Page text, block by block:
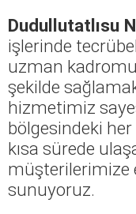
Dudullutatlısu
işlerinde
uzman
şekilde
hizmetimiz
bölgesindeki
kısa sürede
müşterilerimize
sunuyoruz.